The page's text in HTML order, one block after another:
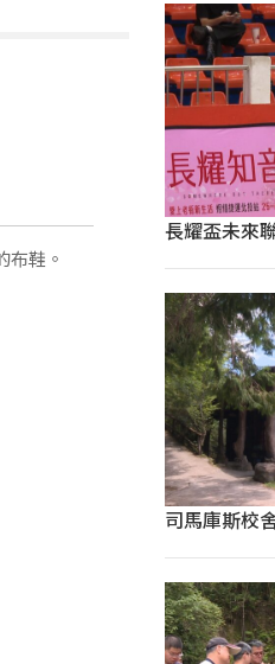
布鞋。
長耀盃未來
司馬庫斯校